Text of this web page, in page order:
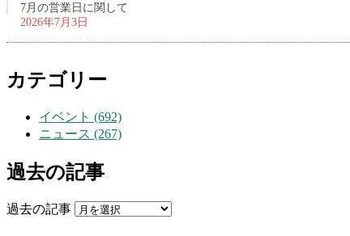
7月の営業日に関して
2026年7月3日
カテゴリー
イベント (692)
ニュース (267)
過去の記事
過去の記事